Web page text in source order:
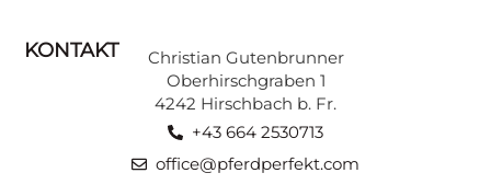
ZU DEN BEITRÄGEN
KONTAKT
Christian Gutenbrunner
Oberhirschgraben 1
4242 Hirschbach b. Fr.
+43 664 2530713
office@pferdperfekt.com